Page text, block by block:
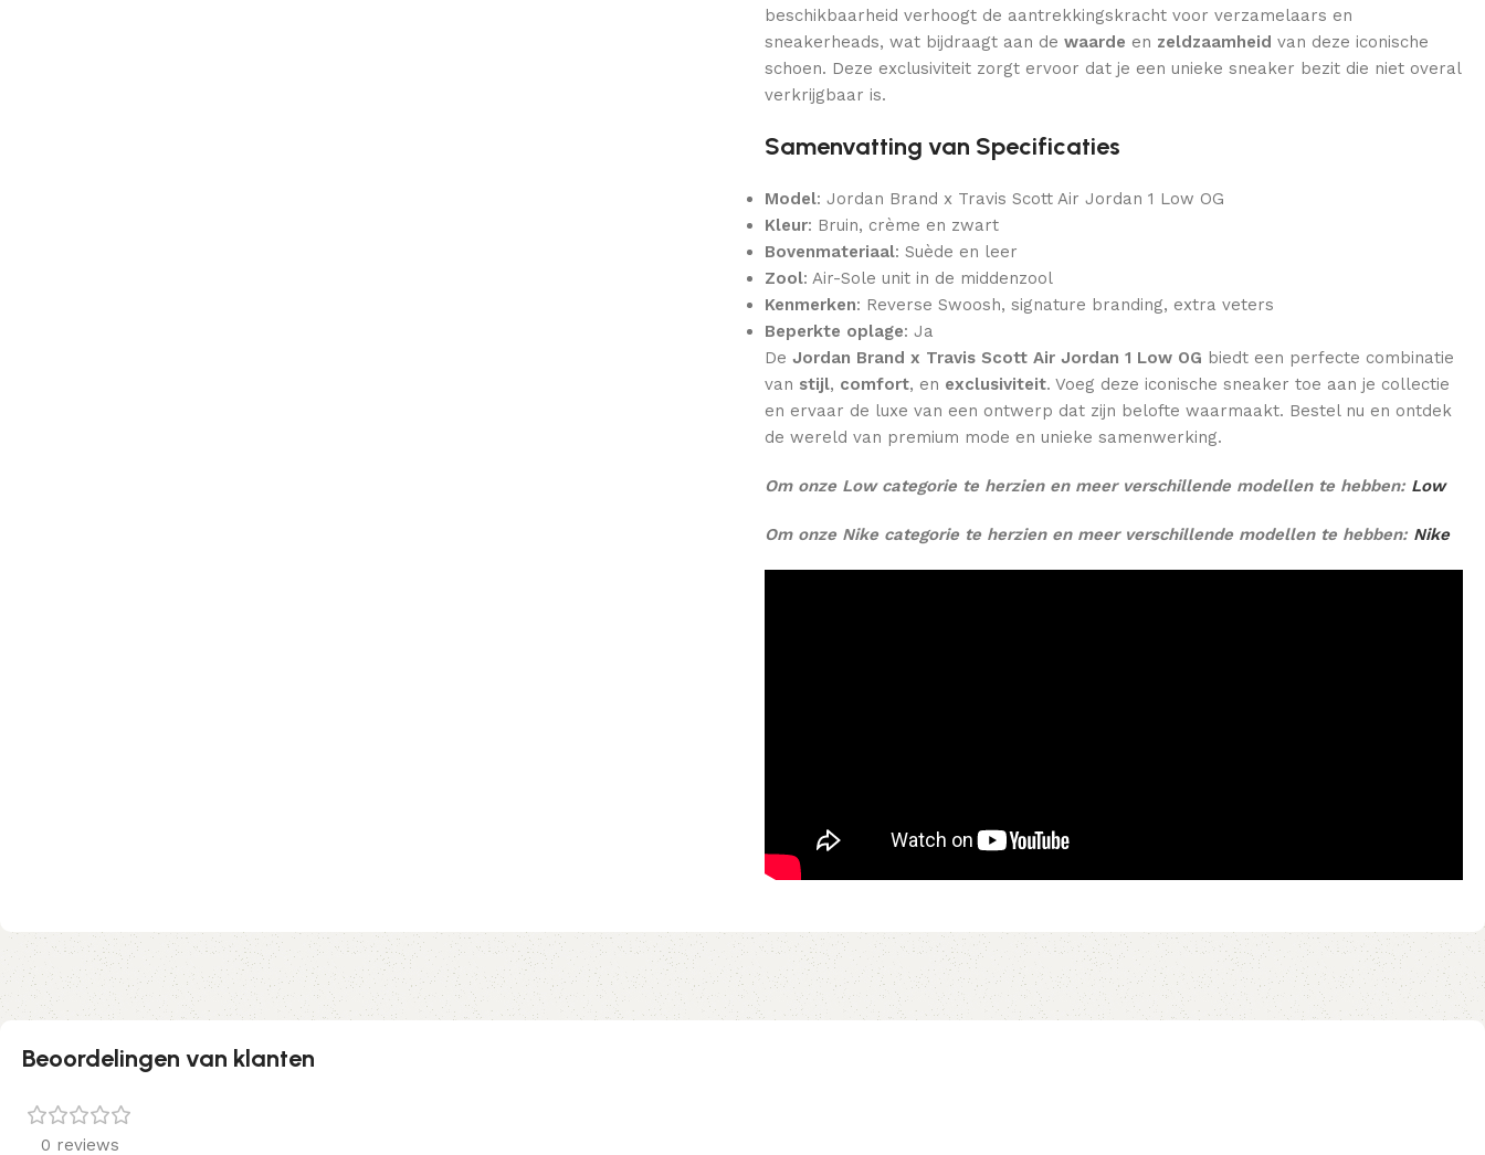
beschikbaarheid verhoogt de aantrekkingskracht voor verzamelaars en
sneakerheads, wat bijdraagt aan de waarde en zeldzaamheid van deze iconische
schoen. Deze exclusiviteit zorgt ervoor dat je een unieke sneaker bezit die niet overal
verkrijgbaar is.
Samenvatting van Specificaties
Model: Jordan Brand x Travis Scott Air Jordan 1 Low OG
Kleur: Bruin, crème en zwart
Bovenmateriaal: Suède en leer
Zool: Air-Sole unit in de middenzool
Kenmerken: Reverse Swoosh, signature branding, extra veters
Beperkte oplage: Ja
De Jordan Brand x Travis Scott Air Jordan 1 Low OG biedt een perfecte combinatie
van stijl, comfort, en exclusiviteit. Voeg deze iconische sneaker toe aan je collectie
en ervaar de luxe van een ontwerp dat zijn belofte waarmaakt. Bestel nu en ontdek
de wereld van premium mode en unieke samenwerking.
Om onze Low categorie te herzien en meer verschillende modellen te hebben: Low
Om onze Nike categorie te herzien en meer verschillende modellen te hebben: Nike
Beoordelingen van klanten
0 reviews